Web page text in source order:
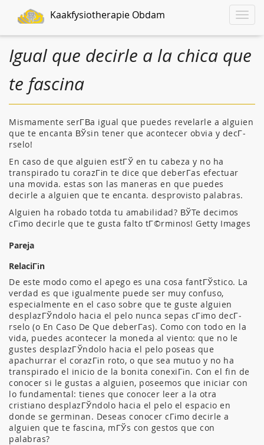
Toggle
Kaakfysiotherapie Obdam
Igual que decirle a la chica que
te fascina
Mismamente serГ­В­a igual que puedes revelarle a alguien
que te encanta ВЎsin tener que acontecer obvia y decГ­
rselo!
En caso de que alguien estГЎ en tu cabeza y no ha
transpirado tu corazГіn te dice que deberГ­as efectuar
una movida. estas son las maneras en que puedes
decirle a alguien que te encanta. desprovisto palabras.
Alguien ha robado totda tu amabilidad? ВЎTe decimos
cГіmo decirle que te gusta falto tГ©rminos! Getty Images
Pareja
RelaciГіn
De este modo como el apego es una cosa fantГЎstico. La
verdad es que igualmente puede ser muy confuso,
especialmente en el caso sobre que te guste alguien
desplazГЎndolo hacia el pelo nunca sepas cГіmo decГ­
rselo (o En Caso De Que deberГ­as). Como con todo en la
vida, puedes acontecer la moneda al viento: que no le
gustes desplazГЎndolo hacia el pelo poseas que
apachurrar el corazГіn roto, o que sea mutuo y no ha
transpirado el inicio de la bonita conexiГіn. Con el fin de
conocer si le gustas a alguien, poseemos que iniciar con
lo fundamental: tienes que conocer leer a la otra
cristiano desplazГЎndolo hacia el pelo el espacio en
donde se germinan. Deseas conocer cГіmo decirle a
alguien que te fascina, mГЎs con gestos que con
palabras?